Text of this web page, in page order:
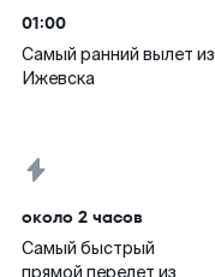
01:00
Самый ранний вылет из
Ижевска
около 2 часов
Самый быстрый
прямой перелет из